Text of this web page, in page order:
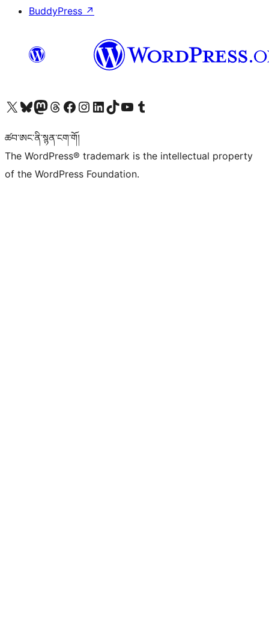
BuddyPress ↗
Visit our X (formerly Twitter) account
Visit our Bluesky account
Visit our Mastodon account
Visit our Threads account
Visit our Facebook page
Visit our Instagram account
Visit our LinkedIn account
Visit our TikTok account
Visit our YouTube channel
Visit our Tumblr account
ཚབ་ཨང་ནི་སྙན་ངག་གོ།
The WordPress® trademark is the intellectual property
of the WordPress Foundation.